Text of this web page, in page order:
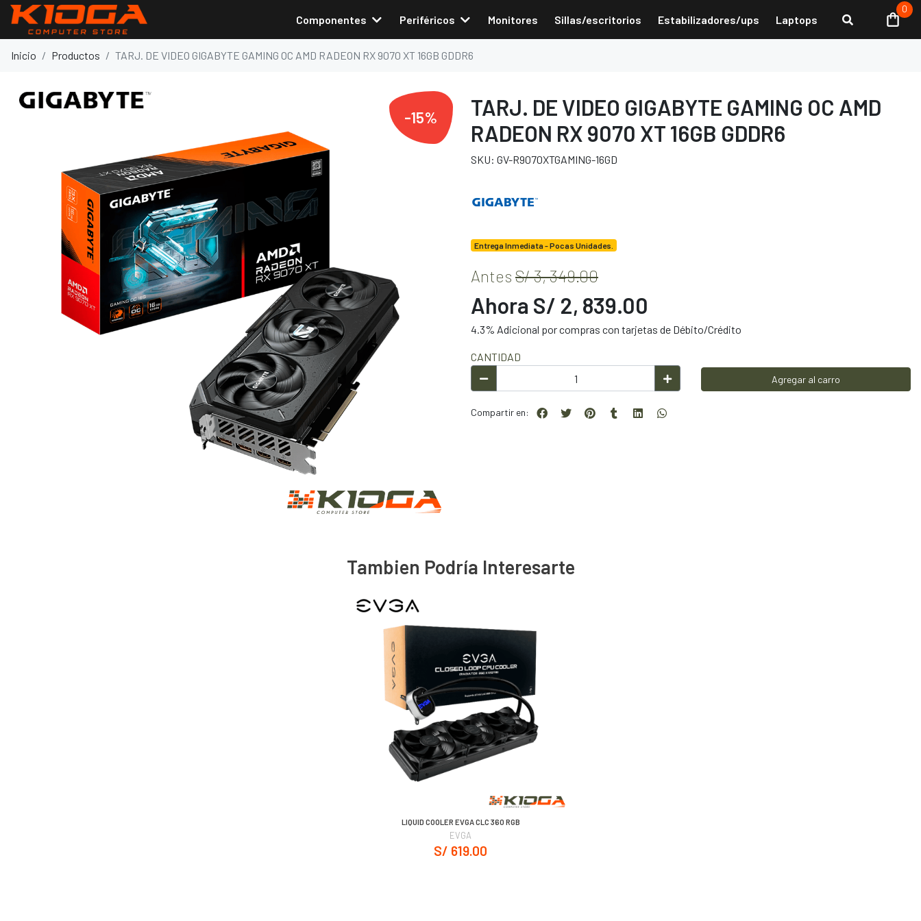
Componentes Periféricos Monitores Sillas/escritorios Estabilizadores/ups Laptops
0
Inicio Productos TARJ. DE VIDEO GIGABYTE GAMING OC AMD RADEON RX 9070 XT 16GB GDDR6
-15%
TARJ. DE VIDEO GIGABYTE GAMING OC AMD
RADEON RX 9070 XT 16GB GDDR6
SKU: GV-R9070XTGAMING-16GD
Entrega Inmediata - Pocas Unidades.
Antes S/ 3, 349.00
Ahora S/ 2, 839.00
4.3% Adicional por compras con tarjetas de Débito/Crédito
CANTIDAD
Agregar al carro
Compartir en:
Tambien Podría Interesarte
LIQUID COOLER EVGA CLC 360 RGB
EVGA
S/ 619.00